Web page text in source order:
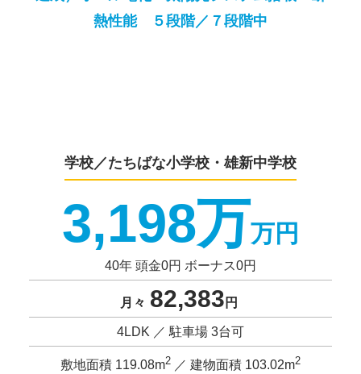
熱性能 ５段階／７段階中
学校／たちばな小学校・雄新中学校
3,198万万円
40年 頭金0円 ボーナス0円
月々 82,383 円
4LDK ／ 駐車場 3台可
敷地面積 119.08m2 ／ 建物面積 103.02m2